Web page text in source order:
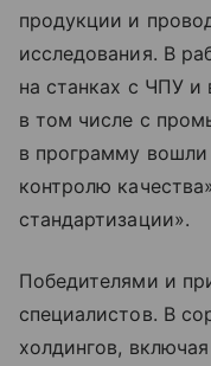
продукции и
исследования. В
на станках с ЧПУ и
в том числе с
в программу
контролю
стандартизации».
Победителями и
специалистов. В
холдингов,